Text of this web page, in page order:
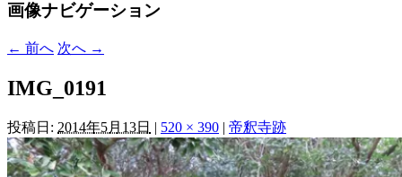
画像ナビゲーション
← 前へ 次へ →
IMG_0191
投稿日: 2014年5月13日 | 520 × 390 | 帝釈寺跡